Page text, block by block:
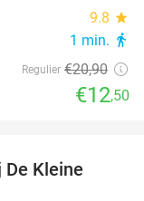
9.8 star
1 min. directions_walk
Regulier €20,90
€12,50
Kleine